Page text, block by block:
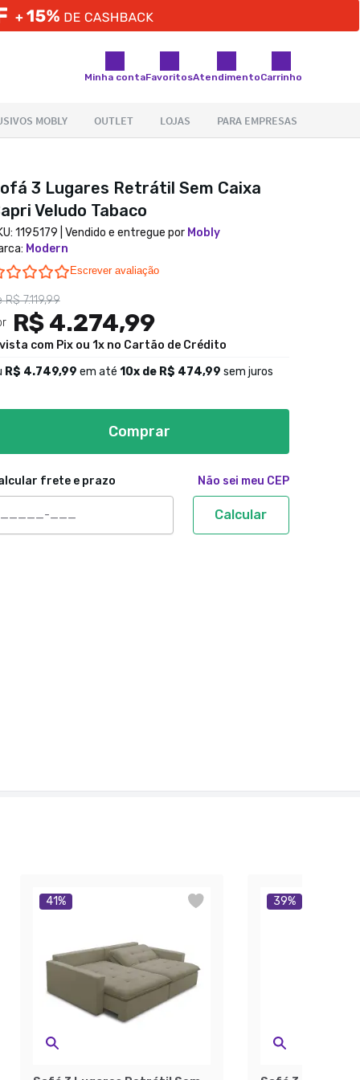
Minha contaFavoritosAtendimentoCarrinho
3 Lugares Retrátil Sem Caixa
Veludo Tabaco
1195179 | Vendido e entregue por Mobly
: Modern
0.0 star rating
Escrever avaliação
R$ 7.119,99
R$ 4.274,99
com Pix ou 1x no Cartão de Crédito
R$ 4.749,99 em até 10x de R$ 474,99 sem juros
Comprar
frete e prazo Não sei meu CEP
Calcular
41% 39%